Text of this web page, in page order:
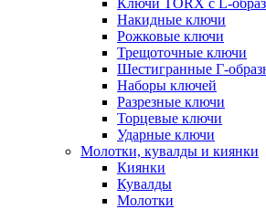
Ключи TORX с L-
Накидные ключи
Рожковые ключи
Трещоточные ключи
Шестигранные Г-
Наборы ключей
Разрезные ключи
Торцевые ключи
Ударные ключи
Молотки, кувалды и киянки
Киянки
Кувалды
Молотки